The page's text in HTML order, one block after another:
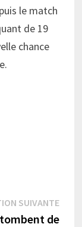
le match
de 19
chance
SUIVANTE
de